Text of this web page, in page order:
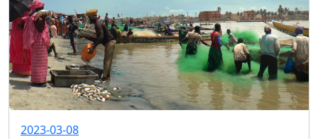
2023-03-08